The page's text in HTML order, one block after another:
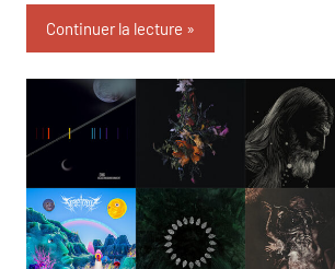
Continuer la lecture